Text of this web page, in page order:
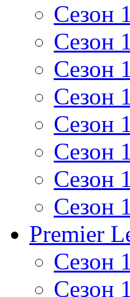
Сезон
Сезон
Сезон
Сезон
Сезон
Сезон
Сезон
Сезон
Premier
Сезон
Сезон